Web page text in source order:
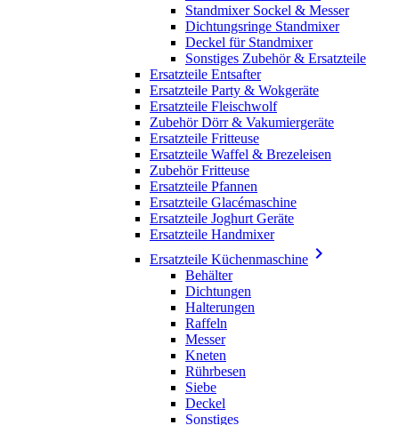
Standmixer Sockel & Messer
Dichtungsringe Standmixer
Deckel für Standmixer
Sonstiges Zubehör & Ersatzteile
Ersatzteile Entsafter
Ersatzteile Party & Wokgeräte
Ersatzteile Fleischwolf
Zubehör Dörr & Vakumiergeräte
Ersatzteile Fritteuse
Ersatzteile Waffel & Brezeleisen
Zubehör Fritteuse
Ersatzteile Pfannen
Ersatzteile Glacémaschine
Ersatzteile Joghurt Geräte
Ersatzteile Handmixer
Ersatzteile Küchenmaschine 
Behälter
Dichtungen
Halterungen
Raffeln
Messer
Kneten
Rührbesen
Siebe
Deckel
Sonstiges